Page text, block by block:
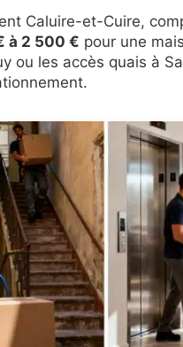
Caluire-et-Cuire,
à 2 500 € pour une
ou les accès quais à